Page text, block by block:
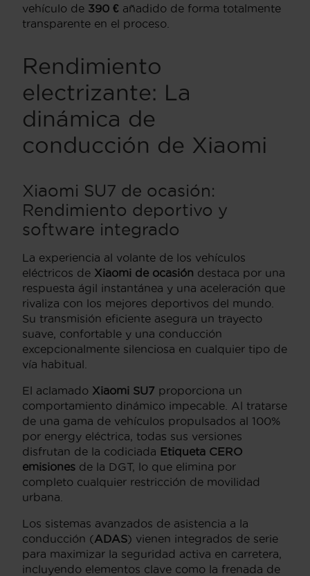
vehículo de 390 € añadido de forma totalmente
transparente en el proceso.
Rendimiento
electrizante: La
dinámica de
conducción de Xiaomi
Xiaomi SU7 de ocasión:
Rendimiento deportivo y
software integrado
La experiencia al volante de los vehículos
eléctricos de Xiaomi de ocasión destaca por una
respuesta ágil instantánea y una aceleración que
rivaliza con los mejores deportivos del mundo.
Su transmisión eficiente asegura un trayecto
suave, confortable y una conducción
excepcionalmente silenciosa en cualquier tipo de
vía habitual.
El aclamado Xiaomi SU7 proporciona un
comportamiento dinámico impecable. Al tratarse
de una gama de vehículos propulsados al 100%
por energy eléctrica, todas sus versiones
disfrutan de la codiciada Etiqueta CERO
emisiones de la DGT, lo que elimina por
completo cualquier restricción de movilidad
urbana.
Los sistemas avanzados de asistencia a la
conducción (ADAS) vienen integrados de serie
para maximizar la seguridad activa en carretera,
incluyendo elementos clave como la frenada de